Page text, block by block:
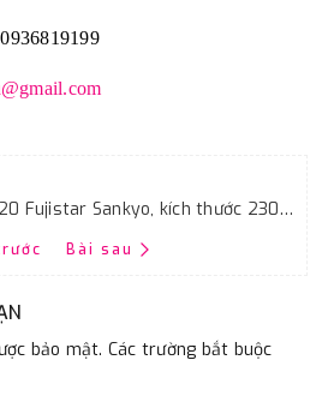
Giấy nhám thô độ hạt P120 Fujistar Sankyo, kích thước 230mmx280mm
Bài sau
bảo mật. Các trường bắt buộc